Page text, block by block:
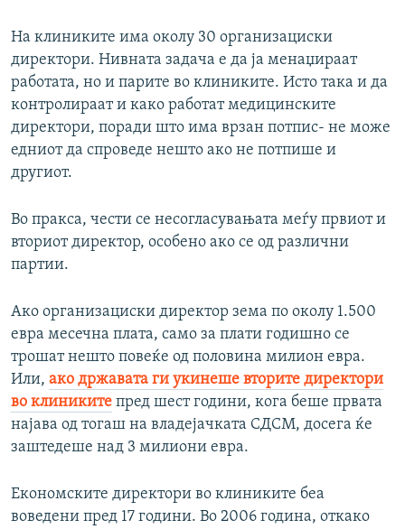
На клиниките има околу 30 организациски
директори. Нивната задача е да ја менаџираат
работата, но и парите во клиниките. Исто така и да
контролираат и како работат медицинските
директори, поради што има врзан потпис- не може
едниот да спроведе нешто ако не потпише и
другиот.
Во пракса, чести се несогласувањата меѓу првиот и
вториот директор, особено ако се од различни
партии.
Ако организациски директор зема по околу 1.500
евра месечна плата, само за плати годишно се
трошат нешто повеќе од половина милион евра.
Или, ако државата ги укинеше вторите директори
во клиниките пред шест години, кога беше првата
најава од тогаш на владејачката СДСМ, досега ќе
заштедеше над 3 милиони евра.
Економските директори во клиниките беа
воведени пред 17 години. Во 2006 година, откако